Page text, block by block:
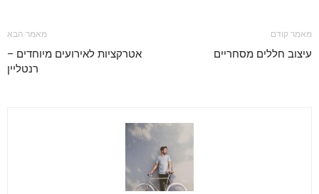
מאמר קודם
עיצוב חללים מסחריים
מאמר הבא
אטרקציות לאירועים מיוחדים –
רנטליין